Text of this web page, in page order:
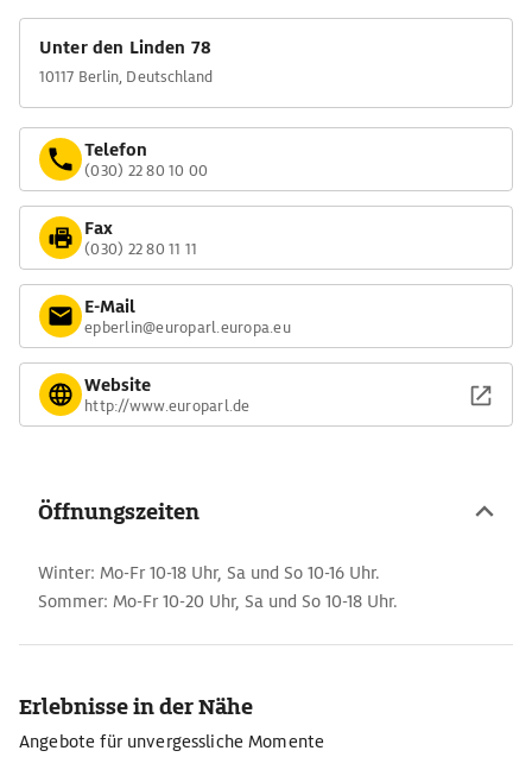
Unter den Linden 78
10117 Berlin, Deutschland
Telefon
(030) 22 80 10 00
Fax
(030) 22 80 11 11
E-Mail
epberlin@europarl.europa.eu
Website
http://www.europarl.de
Öffnungszeiten
Winter: Mo-Fr 10-18 Uhr, Sa und So 10-16 Uhr.
Sommer: Mo-Fr 10-20 Uhr, Sa und So 10-18 Uhr.
Erlebnisse in der Nähe
Angebote für unvergessliche Momente